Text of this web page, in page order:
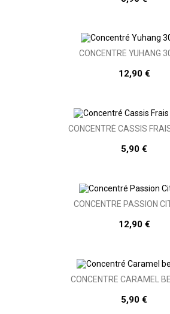
CONCENTRÉ YUHANG
12,90 €
CONCENTRÉ CASSIS
5,90 €
CONCENTRÉ PASSION
12,90 €
CONCENTRÉ CARAMEL
5,90 €